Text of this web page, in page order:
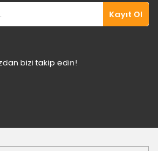
Kayıt Ol
bizi takip edin!